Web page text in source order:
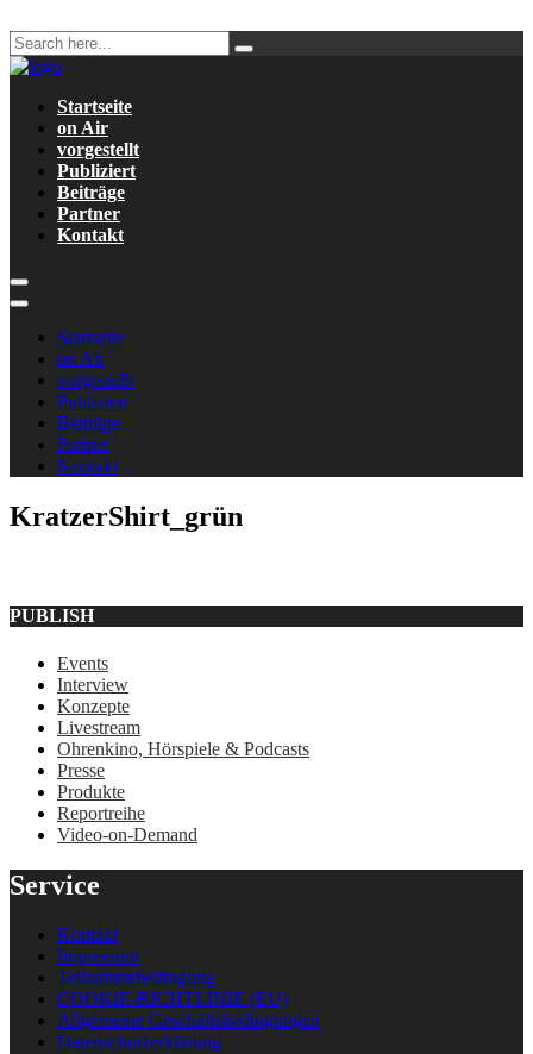
Startseite
on Air
vorgestellt
Publiziert
Beiträge
Partner
Kontakt
Startseite
on Air
vorgestellt
Publiziert
Beiträge
Partner
Kontakt
KratzerShirt_grün
PUBLISH
Events
Interview
Konzepte
Livestream
Ohrenkino, Hörspiele & Podcasts
Presse
Produkte
Reportreihe
Video-on-Demand
Service
Kontakt
Impressum
Teilnahmebedingung
COOKIE-RICHTLINIE (EU)
Allgemeine Geschäftsbedingungen
Datenschutzerklärung